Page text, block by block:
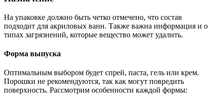
На упаковке должно быть четко отмечено, что состав
подходит для акриловых ванн. Также важна информация и о
типах загрязнений, которые вещество может удалить.
Форма выпуска
Оптимальным выбором будет спрей, паста, гель или крем.
Порошки не рекомендуются, так как могут повредить
поверхность. Рассмотрим особенности каждой формы: